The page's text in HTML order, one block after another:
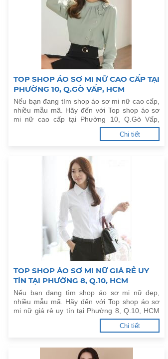
TOP SHOP ÁO SƠ MI NỮ CAO CẤP TẠI
PHƯỜNG 10, Q.GÒ VẤP, HCM
Nếu bạn đang tìm shop áo sơ mi nữ cao cấp,
nhiều mẫu mã. Hãy đến với Top shop áo sơ
mi nữ cao cấp tại Phường 10, Q.Gò Vấp,
Chi tiết
TOP SHOP ÁO SƠ MI NỮ GIÁ RẺ UY
TÍN TẠI PHƯỜNG 8, Q.10, HCM
Nếu bạn đang tìm shop áo sơ mi nữ đẹp,
nhiều mẫu mã. Hãy đến với Top shop áo sơ
mi nữ giá rẻ uy tín tại Phường 8, Q.10, HCM
Chi tiết